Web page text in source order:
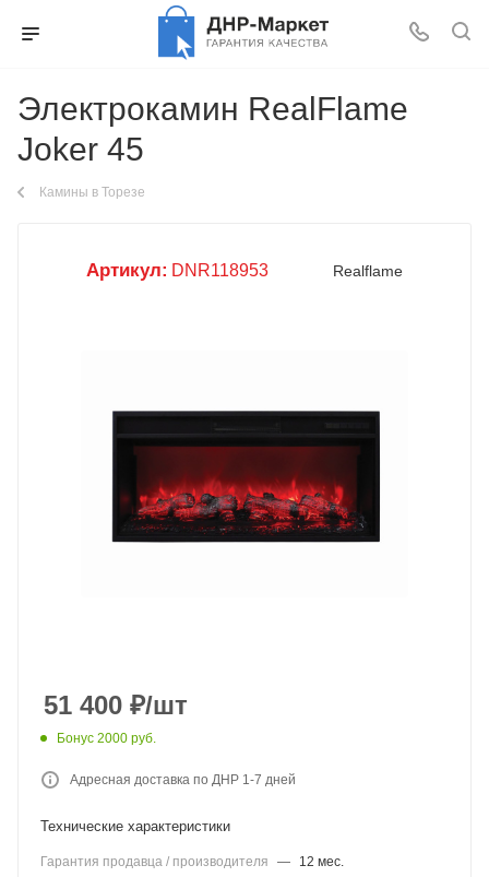
Электрокамин RealFlame
Joker 45
Камины в Торезе
Артикул: DNR118953 Realflame
51 400 ₽/шт
Бонус 2000 руб.
Адресная доставка по ДНР 1-7 дней
Технические характеристики
Гарантия продавца / производителя —
12 мес.